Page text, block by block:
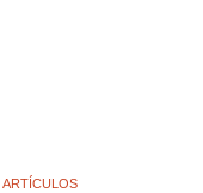
ARTÍCULOS